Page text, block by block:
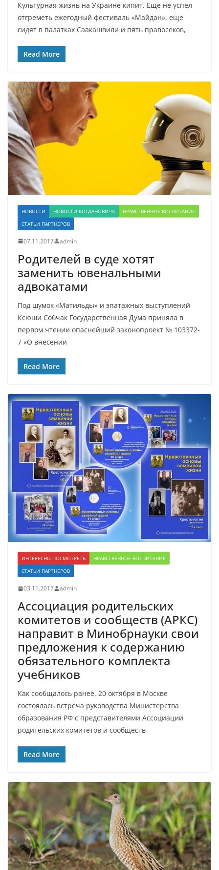
Культурная жизнь на Украине кипит. Еще не успел
отгреметь ежегодный фестиваль «Майдан», еще
сидят в палатках Саакашвили и пять правосеков,
Read More
НОВОСТИ НОВОСТИ БОГДАНОВИЧА
НРАВСТВЕННОЕ ВОСПИТАНИЕ
СТАТЬИ ПАРТНЕРОВ
07.11.2017 admin
Родителей в суде хотят
заменить ювенальными
адвокатами
Под шумок «Матильды» и эпатажных выступлений
Ксюши Собчак Государственная Дума приняла в
первом чтении опаснейший законопроект № 103372-
7 «О внесении
Read More
ИНТЕРЕСНО ПОСМОТРЕТЬ
НРАВСТВЕННОЕ ВОСПИТАНИЕ
СТАТЬИ ПАРТНЕРОВ
03.11.2017 admin
Ассоциация родительских
комитетов и сообществ (АРКС)
направит в Минобрнауки свои
предложения к содержанию
обязательного комплекта
учебников
Как сообщалось ранее, 20 октября в Москве
состоялась встреча руководства Министерства
образования РФ с представителями Ассоциации
родительских комитетов и сообществ
Read More